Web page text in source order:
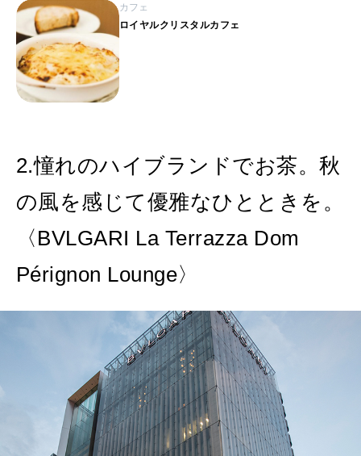
カフェ
ロイヤルクリスタルカフェ
2.憧れのハイブランドでお茶。秋
の風を感じて優雅なひとときを。
〈BVLGARI La Terrazza Dom
Pérignon Lounge〉